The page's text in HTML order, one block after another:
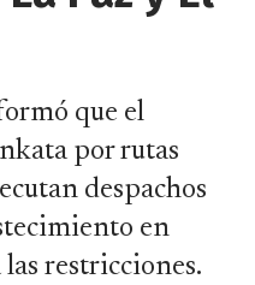
que el
por rutas
despachos
en
las restricciones.